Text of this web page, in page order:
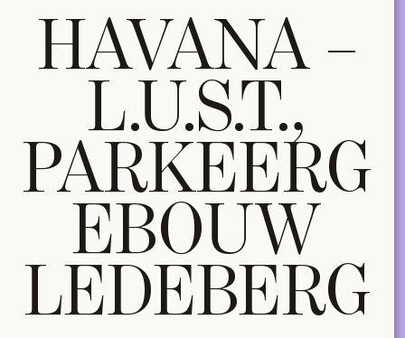
HAVANA –
L.U.S.T.,
PARKEERG
EBOUW
LEDEBERG